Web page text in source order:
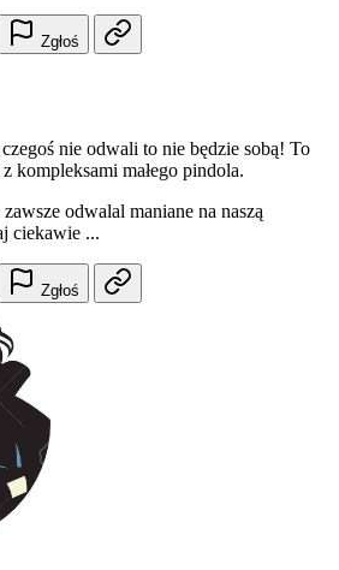
Zgłoś
nie odwali to nie będzie sobą! To
kompleksami małego pindola.
odwalal maniane na naszą
ciekawie ...
Zgłoś